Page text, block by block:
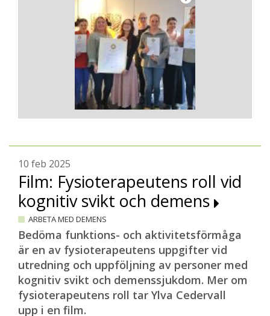
10 feb 2025
Film: Fysioterapeutens roll vid
kognitiv svikt och demens
ARBETA MED DEMENS
Bedöma funktions- och aktivitetsförmåga
är en av fysioterapeutens uppgifter vid
utredning och uppföljning av personer med
kognitiv svikt och demenssjukdom. Mer om
fysioterapeutens roll tar Ylva Cedervall
upp i en film.